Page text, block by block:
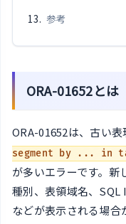
参考
ORA-01652とは
ORA-01652は、古い
segment by ... in
が多いエラーです。新
種別、表領域名、SQL
などが表示される場合